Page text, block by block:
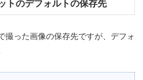
トのデフォルトの保存先
撮った画像の保存先ですが、デフォ